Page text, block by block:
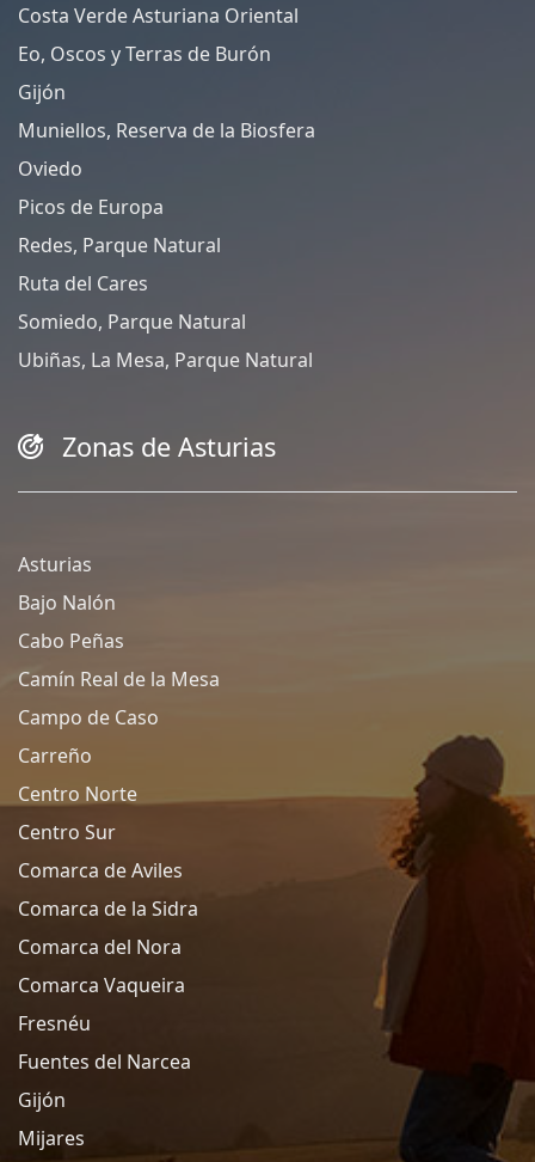
Costa Verde Asturiana Oriental
Eo, Oscos y Terras de Burón
Gijón
Muniellos, Reserva de la Biosfera
Oviedo
Picos de Europa
Redes, Parque Natural
Ruta del Cares
Somiedo, Parque Natural
Ubiñas, La Mesa, Parque Natural
Zonas de Asturias
Asturias
Bajo Nalón
Cabo Peñas
Camín Real de la Mesa
Campo de Caso
Carreño
Centro Norte
Centro Sur
Comarca de Aviles
Comarca de la Sidra
Comarca del Nora
Comarca Vaqueira
Fresnéu
Fuentes del Narcea
Gijón
Mijares